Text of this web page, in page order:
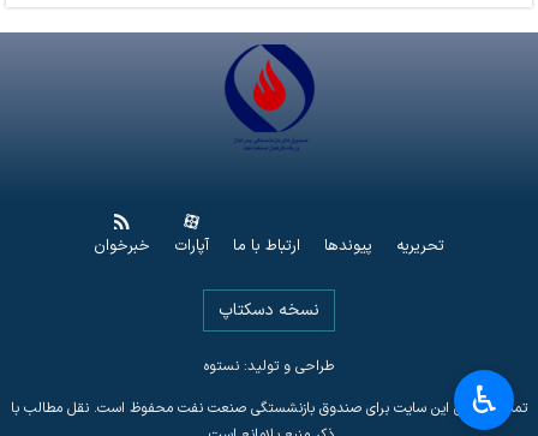
تحریریه پیوندها ارتباط با ما آپارات خبرخوان
نسخه دسکتاپ
طراحی و تولید: نستوه
تمامی حقوق این سایت برای صندوق بازنشستگی صنعت نفت محفوظ است. نقل مطالب با
♿︎